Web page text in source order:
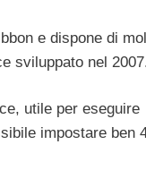
e dispone di
sviluppato nel
utile per eseguire
impostare ben